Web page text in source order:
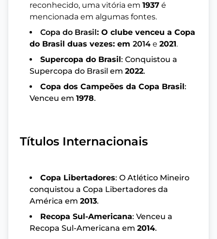
reconhecido, uma vitória em 1937 é
mencionada em algumas fontes.
Copa do Brasil: O clube venceu a Copa
do Brasil duas vezes: em 2014 e 2021.
Supercopa do Brasil: Conquistou a
Supercopa do Brasil em 2022.
Copa dos Campeões da Copa Brasil:
Venceu em 1978.
Títulos Internacionais
Copa Libertadores: O Atlético Mineiro
conquistou a Copa Libertadores da
América em 2013.
Recopa Sul-Americana: Venceu a
Recopa Sul-Americana em 2014.